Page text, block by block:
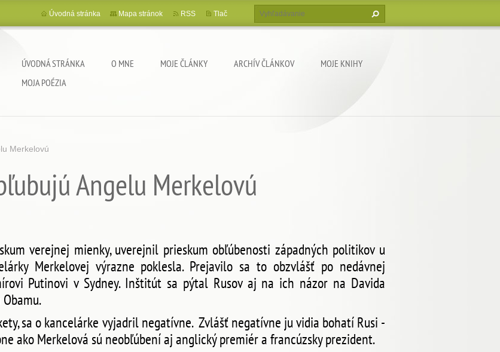
ÚVODNÁ STRÁNKA O MNE MOJE ČLÁNKY ARCHÍV ČLÁNKOV
MOJE KNIHY
MOJA POÉZIA
Úvodná stránka Mapa stránok RSS Tlač
Merkelovú
Angelu Merkelovú
verejnej mienky, uverejnil prieskum obľúbenosti západných politikov u
Merkelovej výrazne poklesla. Prejavilo sa to obzvlášť po nedávnej
Putinovi v Sydney. Inštitút sa pýtal Rusov aj na ich názor na Davida
sa o kancelárke vyjadril negatívne. Zvlášť negatívne ju vidia bohatí Rusi -
ako Merkelová sú neobľúbení aj anglický premiér a francúzsky prezident.